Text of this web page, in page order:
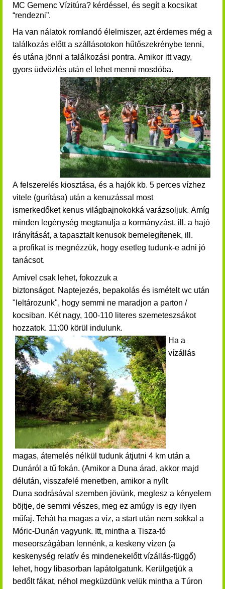
MC Gemenc Vízitúra? kérdéssel, és segít a kocsikat
“rendezni”.
Ha van nálatok romlandó élelmiszer, azt érdemes még a
találkozás előtt a szállásotokon hűtőszekrénybe tenni,
és utána jönni a találkozási pontra. Amikor itt vagy,
gyors üdvözlés után el lehet menni mosdóba.
A felszerelés kiosztása, és a hajók kb. 5 perces vízhez
vitele (gurítása) után a kenuzással most
ismerkedőketkenus világbajnokokká varázsoljuk. Amíg
minden legénység megtanulja a kormányzást, ill. a hajó
irányítását, a tapasztalt kenusok bemelegítenek, ill.
a profikat is megnézzük, hogy esetleg tudunk-e adni jó
tanácsot.
Amivel csak lehet, fokozzuk a
biztonságot. Naptejezés, bepakolás és ismételt wc után
"leltározunk", hogy semmi ne maradjon a parton /
kocsiban. Két nagy, 100-110 literes szemeteszsákot
hozzatok. 11:00 körül indulunk.
Ha a
vízállás
magas, átemelés nélkül tudunk átjutni 4 km után a
Dunáról a tű fokán. (Amikor a Duna árad, akkor majd
délután, visszafelé menetben, amikor a nyílt
Duna sodrásával szemben jövünk, meglesz a kényelem
böjtje, de semmi vészes, meg ez amúgy is egy ilyen
műfaj. Tehát ha magas a víz, a start után nem sokkal a
Móric-Dunán vagyunk. Itt, mintha a Tisza-tó
meseországában lennénk, a keskeny vízen (a
keskenység relatív és mindenekelőtt vízállás-függő)
lehet, hogy libasorban lapátolgatunk. Kerülgetjük a
bedőlt fákat, néhol megküzdünk velük mintha a Túron